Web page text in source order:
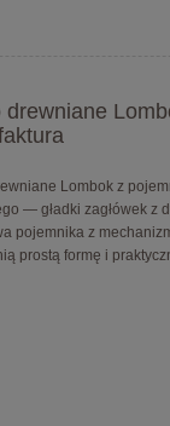
drewniane
Lombok z
— gładki zagłówek z
pojemnika z
prostą formę i